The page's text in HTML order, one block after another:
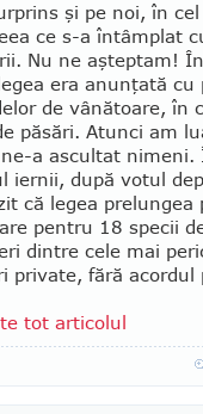
şi pe noi, în
ce s-a întâmplat
Nu ne aş­tep­tam!
era anunţată cu
de vânătoare, în
păsări. Atunci am
a ascultat nimeni.
iernii, după votul
că legea prelungea
pentru 18 specii
dintre cele mai
private, fără acordul
tot articolul